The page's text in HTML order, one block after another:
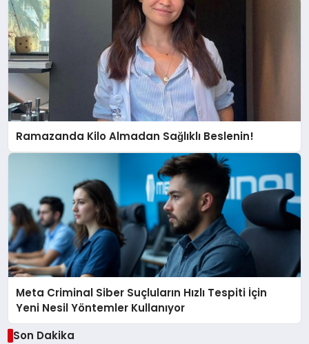
Ramazanda Kilo Almadan Sağlıklı Beslenin!
Meta Criminal Siber Suçluların Hızlı Tespiti İçin
Yeni Nesil Yöntemler Kullanıyor
Son Dakika